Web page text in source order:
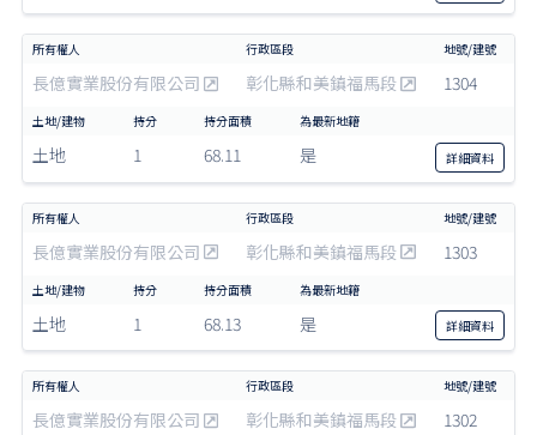
長億實業股份有限公司 彰化縣和美鎮福馬段 1304
土地 1 68.11 是 詳細資料
長億實業股份有限公司 彰化縣和美鎮福馬段 1303
土地 1 68.13 是 詳細資料
長億實業股份有限公司 彰化縣和美鎮福馬段 1302